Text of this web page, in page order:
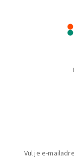
Vul je e-